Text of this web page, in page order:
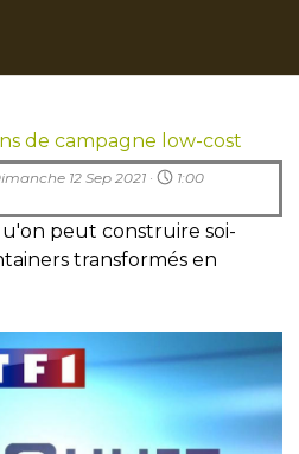
de campagne low-cost
12 Sep 2021 ·
1:00
on peut construire soi-
transformés en